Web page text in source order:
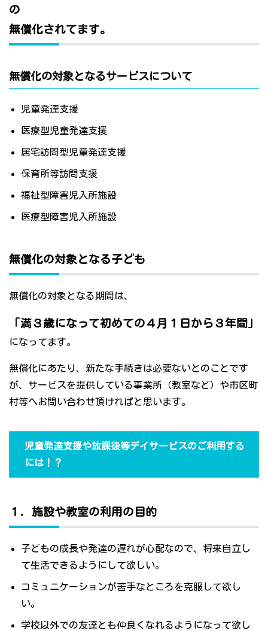
の
無償化されてます。
無償化の対象となるサービスについて
児童発達支援
医療型児童発達支援
居宅訪問型児童発達支援
保育所等訪問支援
福祉型障害児入所施設
医療型障害児入所施設
無償化の対象となる子ども
無償化の対象となる期間は、
「満３歳になって初めての４月１日から３年間」
になってます。
無償化にあたり、新たな手続きは必要ないとのことです
が、サービスを提供している事業所（教室など）や市区町
村等へお問い合わせ頂ければと思います。
児童発達支援や放課後等デイサービスのご利用する
には！？
１．施設や教室の利用の目的
子どもの成長や発達の遅れが心配なので、将来自立し
て生活できるようにして欲しい。
コミュニケーションが苦手なところを克服して欲し
い。
学校以外での友達とも仲良くなれるようになって欲し